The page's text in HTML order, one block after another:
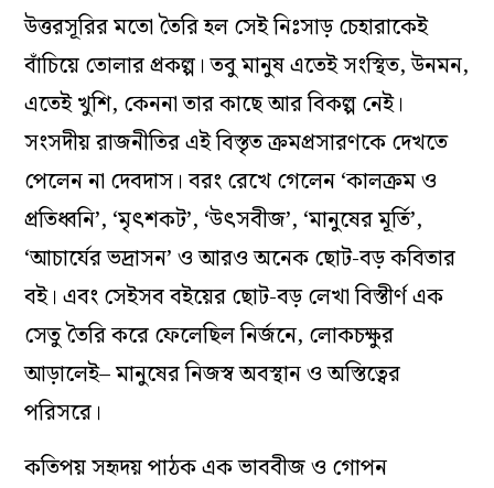
উত্তরসূরির মতো তৈরি হল সেই নিঃসাড় চেহারাকেই
বাঁচিয়ে তোলার প্রকল্প। তবু মানুষ এতেই সংস্থিত, উনমন,
এতেই খুশি, কেননা তার কাছে আর বিকল্প নেই।
সংসদীয় রাজনীতির এই বিস্তৃত ক্রমপ্রসারণকে দেখতে
পেলেন না দেবদাস। বরং রেখে গেলেন ‘কালক্রম ও
প্রতিধ্বনি’, ‘মৃৎশকট’, ‘উৎসবীজ’, ‘মানুষের মূর্তি’,
‘আচার্যের ভদ্রাসন’ ও আরও অনেক ছোট-বড় কবিতার
বই। এবং সেইসব বইয়ের ছোট-বড় লেখা বিস্তীর্ণ এক
সেতু তৈরি করে ফেলেছিল নির্জনে, লোকচক্ষুর
আড়ালেই– মানুষের নিজস্ব অবস্থান ও অস্তিত্বের
পরিসরে।
কতিপয় সহৃদয় পাঠক এক ভাববীজ ও গোপন